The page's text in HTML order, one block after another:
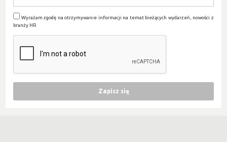
Wyrażam zgodę na otrzymywanie informacji na temat bieżących wydarzeń, nowości z
branży HR